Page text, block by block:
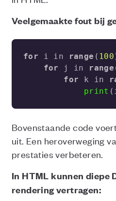
Veelgemaakte fout bij
for i in range ( 100
for j in range
for k in
print
Bovenstaande code
uit. Een heroverweging
prestaties verbeteren.
In HTML kunnen diepe
rendering vertragen: